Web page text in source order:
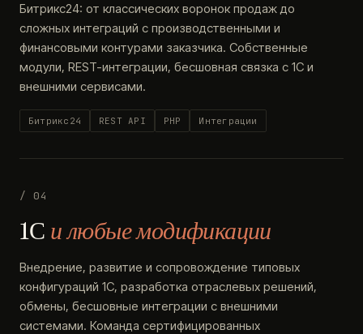
Битрикс24: от классических воронок продаж до
сложных интеграций с производственными и
финансовыми контурами заказчика. Собственные
модули, REST-интеграции, бесшовная связка с 1С и
внешними сервисами.
Битрикс24 REST API PHP Интеграции
/ 04
1С и любые модификации
Внедрение, развитие и сопровождение типовых
конфигураций 1С, разработка отраслевых решений,
обмены, бесшовные интеграции с внешними
системами. Команда сертифицированных